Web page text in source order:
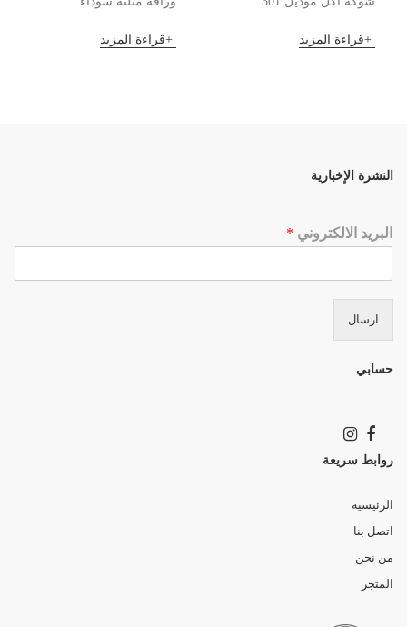
قراءة المزيد قراءة المزيد
النشرة الإخبارية
البريد الالكتروني *
ارسال
حسابي
روابط سريعة
الرئيسيه
اتصل بنا
من نحن
المتجر